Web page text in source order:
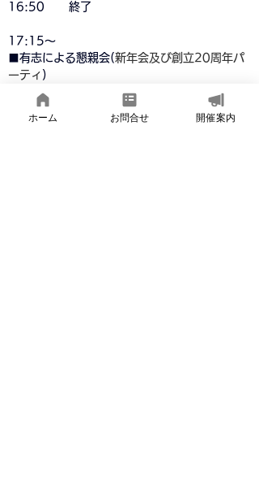
16:50      終了
17:15〜
■有志による懇親会(新年会及び創立20周年パ
ーティ )
同会場内、"ローズ"にて立食形式
ホーム お問合せ 開催案内